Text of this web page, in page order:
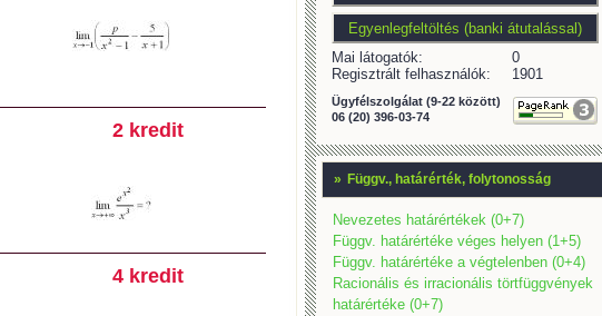
2 kredit
4 kredit
Mai látogatók:
0
Regisztrált felhasználók:
1901
Ügyfélszolgálat (9-22 között)
06 (20) 396-03-74
» Függv., határérték, folytonosság
Nevezetes határértékek (0+7)
Függv. határértéke véges helyen (1+5)
Függv. határértéke a végtelenben (0+4)
Racionális és irracionális törtfüggvények
határértéke (0+7)